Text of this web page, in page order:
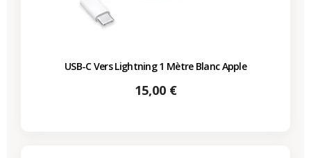
USB-C Vers Lightning 1 Mètre Blanc Apple
Prix
15,00 €